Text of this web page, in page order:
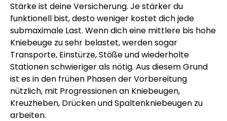
Stärke ist deine Versicherung. Je stärker du
funktionell bist, desto weniger kostet dich jede
submaximale Last. Wenn dich eine mittlere bis hohe
Kniebeuge zu sehr belastet, werden sogar
Transporte, Einstürze, Stöße und wiederholte
Stationen schwieriger als nötig. Aus diesem Grund
ist es in den frühen Phasen der Vorbereitung
nützlich, mit Progressionen an Kniebeugen,
Kreuzheben, Drücken und Spaltenkniebeugen zu
arbeiten.